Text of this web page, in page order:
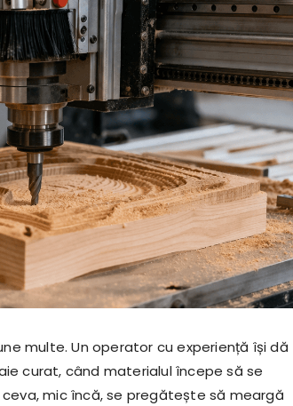
multe. Un operator cu experiență își dă
curat, când materialul începe să se
mic încă, se pregătește să meargă